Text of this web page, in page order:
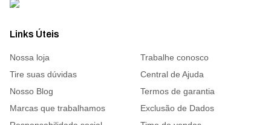
Links Úteis
Nossa loja
Trabalhe conosco
Tire suas dúvidas
Central de Ajuda
Nosso Blog
Termos de garantia
Marcas que trabalhamos
Exclusão de Dados